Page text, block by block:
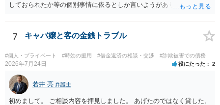
しておられたか等の個別事情に依るとしか言いようがありません。 と
なって相談し、善後策を考えることをお勧めします。
7 キャバ嬢と客の金銭トラブル
#個人・プライベート #時効の援用 #借金返済の相談・交渉 #詐欺被害での債務
2026年7月24日 役にたった 2
若井 亮 弁護士
初めまして。 ご相談内容を拝見しました。 あげたのではなく貸した、